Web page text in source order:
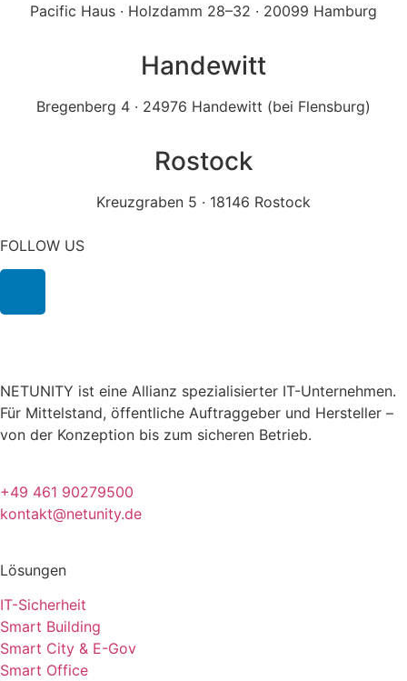
Pacific Haus · Holzdamm 28–32 · 20099 Hamburg
Handewitt
Bregenberg 4 · 24976 Handewitt (bei Flensburg)
Rostock
Kreuzgraben 5 · 18146 Rostock
FOLLOW US
NETUNITY ist eine Allianz spezialisierter IT-Unternehmen.
Für Mittelstand, öffentliche Auftraggeber und Hersteller –
von der Konzeption bis zum sicheren Betrieb.
+49 461 90279500
kontakt@netunity.de
Lösungen
IT-Sicherheit
Smart Building
Smart City & E-Gov
Smart Office